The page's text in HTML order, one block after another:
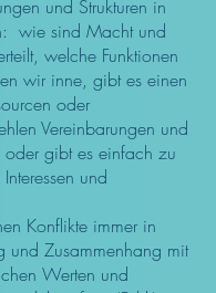
und Strukturen in
wie sind Macht und
welche Funktionen
wir inne, gibt es einen
oder
Vereinbarungen und
oder gibt es einfach zu
und
Konflikte immer in
und Zusammenhang mit
Werten und